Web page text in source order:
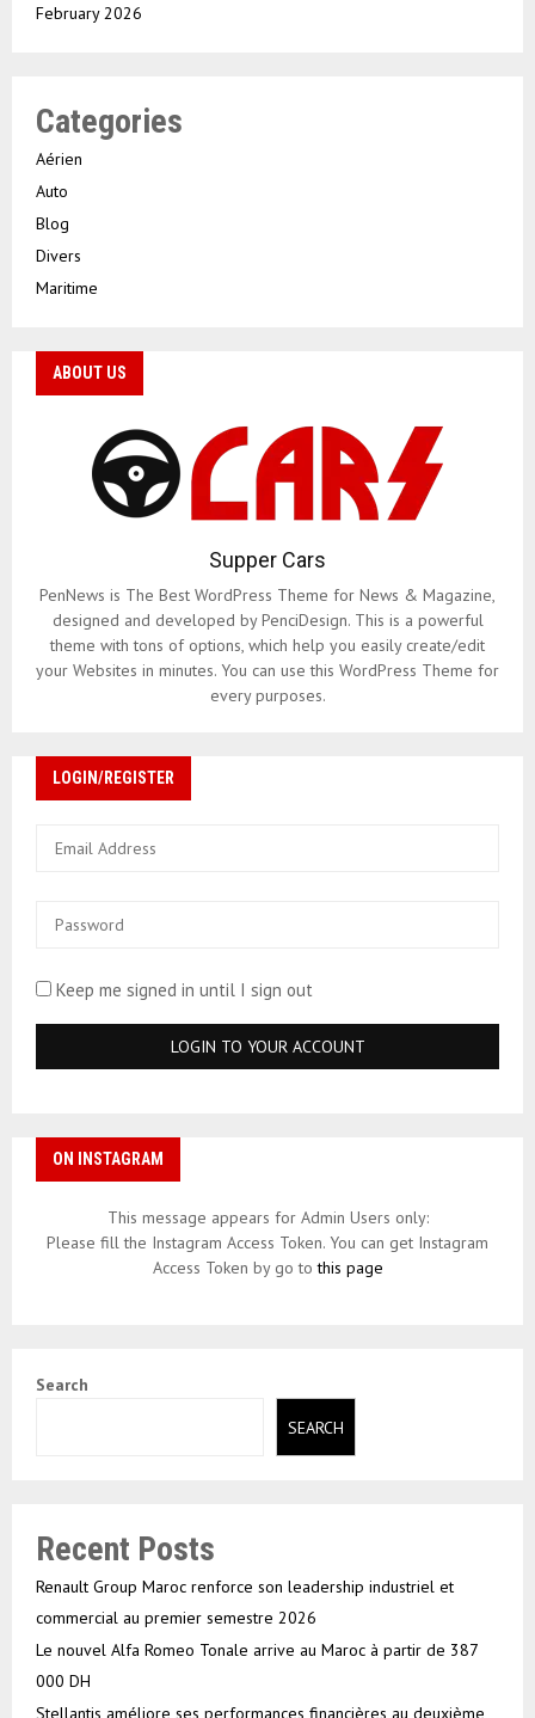
February 2026
Categories
Aérien
Auto
Blog
Divers
Maritime
ABOUT US
Supper Cars
PenNews is The Best WordPress Theme for News & Magazine,
designed and developed by PenciDesign. This is a powerful
theme with tons of options, which help you easily create/edit
your Websites in minutes. You can use this WordPress Theme for
every purposes.
LOGIN/REGISTER
Keep me signed in until I sign out
ON INSTAGRAM
This message appears for Admin Users only:
Please fill the Instagram Access Token. You can get Instagram
Access Token by go tothis page
Search
SEARCH
Recent Posts
Renault Group Maroc renforce son leadership industriel et
commercial au premier semestre 2026
Le nouvel Alfa Romeo Tonale arrive au Maroc à partir de 387
000 DH
Stellantis améliore ses performances financières au deuxième